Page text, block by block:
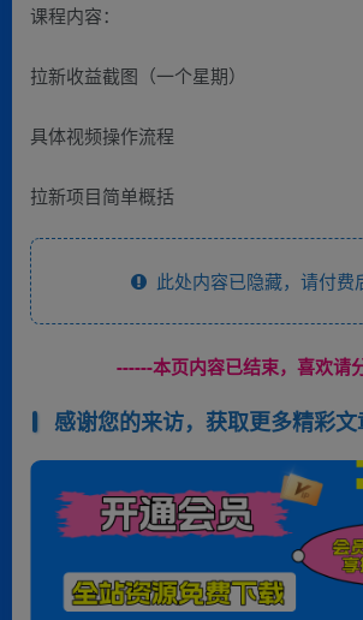
课程内容：
拉新收益截图（一个星期）
具体视频操作流程
拉新项目简单概括
此处内容已隐藏，请付费
------本页内容已结束，喜欢请
感谢您的来访，获取更多精彩文